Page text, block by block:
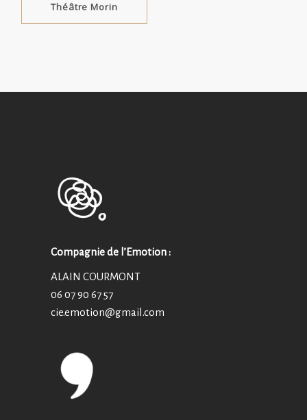
Théâtre Morin
Compagnie de l’Emotion :
ALAIN COURMONT
06 07 90 67 57
cie.emotion@gmail.com